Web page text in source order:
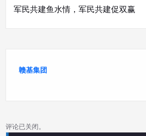
航
军民共建鱼水情，军民共建促双赢
赣基集团
评论已关闭。